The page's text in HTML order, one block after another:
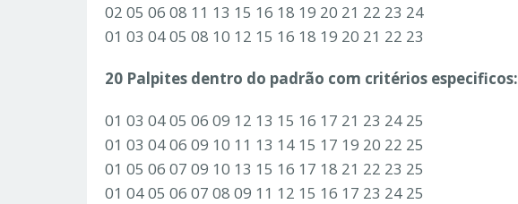
02 05 06 08 11 13 15 16 18 19 20 21 22 23 24
01 03 04 05 08 10 12 15 16 18 19 20 21 22 23
20 Palpites dentro do padrão com critérios especificos:
01 03 04 05 06 09 12 13 15 16 17 21 23 24 25
01 03 04 06 09 10 11 13 14 15 17 19 20 22 25
01 05 06 07 09 10 13 15 16 17 18 21 22 23 25
01 04 05 06 07 08 09 11 12 15 16 17 23 24 25